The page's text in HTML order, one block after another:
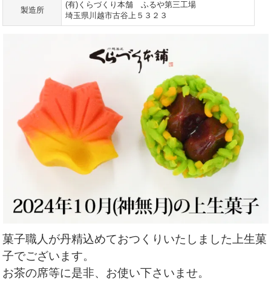
製造所
(有)くらづくり本舗 ふるや第三工場
埼玉県川越市古谷上５３２３
菓子職人が丹精込めておつくりいたしました上生菓
子でございます。
お茶の席等に是非、お使い下さいませ。